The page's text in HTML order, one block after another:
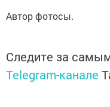
Автор фотосы.
Следите за
Telegram-канале